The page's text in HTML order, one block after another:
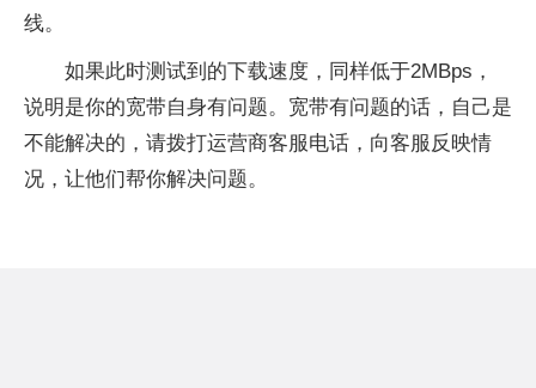
线。
如果此时测试到的下载速度，同样低于2MBps，
说明是你的宽带自身有问题。宽带有问题的话，自己是
不能解决的，请拨打运营商客服电话，向客服反映情
况，让他们帮你解决问题。